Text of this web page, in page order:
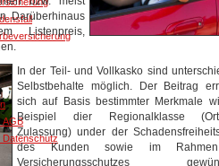
AGB
Datenschutz
Darüberhinaus
Listenpreis,
In der Teil- und Vollkasko sind
Selbstbehalte möglich. Der Beitrag
sich auf Basis bestimmter Merkmale
Beispiel dier Regionalklasse
Zulassung) under der
des Kunden sowie im
Versicherungsschutzes